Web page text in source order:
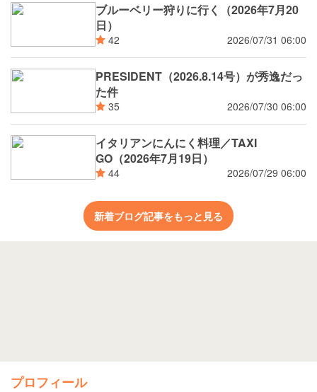
ブルーベリー狩りに行く（2026年7月20
日）
42 2026/07/31 06:00
PRESIDENT（2026.8.14号）が秀逸だっ
た件
35 2026/07/30 06:00
イタリアンにんにく料理／TAXI
GO（2026年7月19日）
44 2026/07/29 06:00
新着ブログ記事をもっと見る
プロフィール